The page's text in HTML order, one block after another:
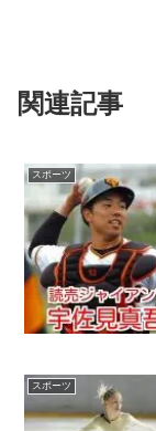
関連記事
スポーツ
スポーツ